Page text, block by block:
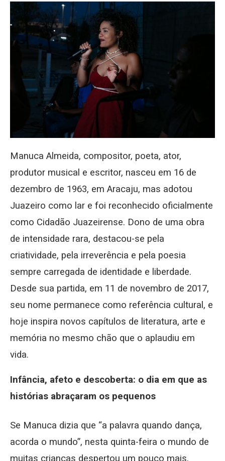
Manuca Almeida, compositor, poeta, ator,
produtor musical e escritor, nasceu em 16 de
dezembro de 1963, em Aracaju, mas adotou
Juazeiro como lar e foi reconhecido oficialmente
como Cidadão Juazeirense. Dono de uma obra
de intensidade rara, destacou-se pela
criatividade, pela irreverência e pela poesia
sempre carregada de identidade e liberdade.
Desde sua partida, em 11 de novembro de 2017,
seu nome permanece como referência cultural, e
hoje inspira novos capítulos de literatura, arte e
memória no mesmo chão que o aplaudiu em
vida.
Infância, afeto e descoberta: o dia em que as
histórias abraçaram os pequenos
Se Manuca dizia que “a palavra quando dança,
acorda o mundo”, nesta quinta-feira o mundo de
muitas crianças despertou um pouco mais.